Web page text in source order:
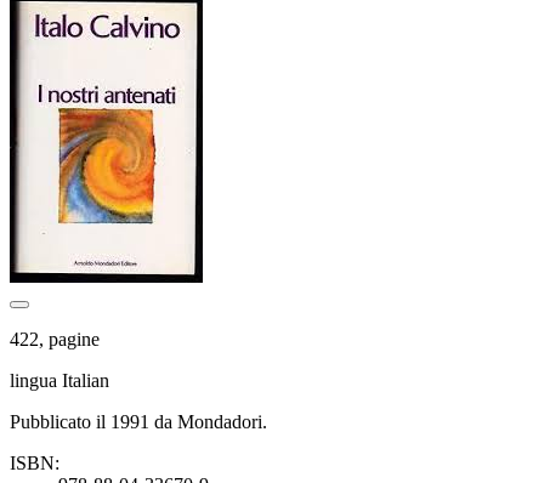
422, pagine
lingua Italian
Pubblicato il 1991 da Mondadori.
ISBN: